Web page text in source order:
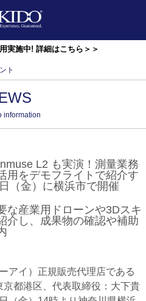
実施中! 詳細はこちら＞＞
ト
information
L2 も実演！測量業務
用をデモフライトで紹介す
（金）に横浜市で開催
な産業用ドローンや3Dスキ
介し、成果物の確認や補助
アイ）正規販売代理店である
都港区、代表取締役：⼤下貴